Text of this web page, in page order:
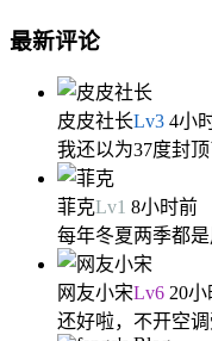
最新评论
皮皮社长Lv3 4小
我还以为37度封
菲克Lv1 8小时前
每年冬夏两季都
网友小宋Lv6 20
还好啦，不开空